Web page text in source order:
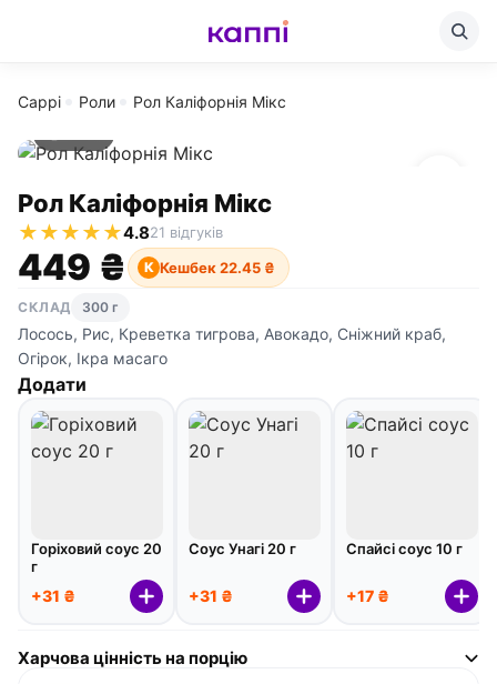
Cappi Роли Рол Каліфорнія Мікс
Рол Каліфорнія Мікс
★★★★★4.821 відгуків
449 ₴ К Кешбек 22.45 ₴
СКЛАД 300 г
Лосось, Рис, Креветка тигрова, Авокадо, Сніжний краб,
Огірок, Ікра масаго
Додати
Горіховий соус 20
г
+31 ₴
Соус Унагі 20 г
+31 ₴
Спайсі соус 10 г
+17 ₴
Харчова цінність на порцію